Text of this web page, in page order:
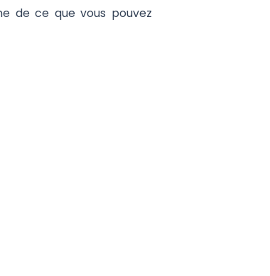
de ce que vous pouvez